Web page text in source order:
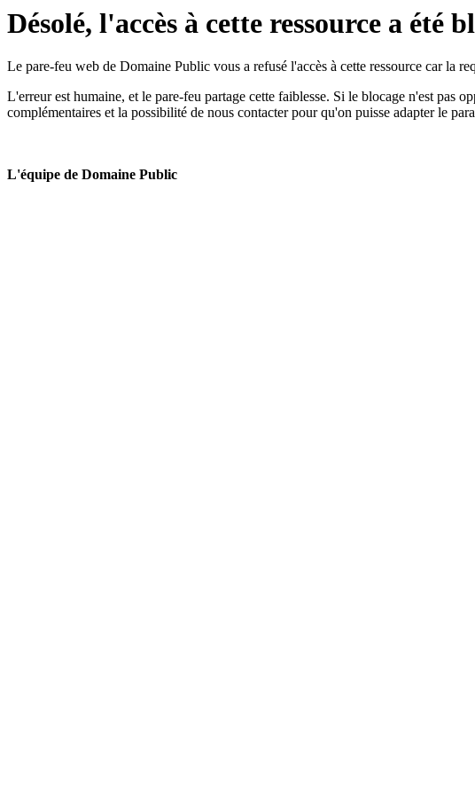
Désolé, l'accès à cette ressource a été
Le pare-feu web de Domaine Public vous a refusé l'accès à cette ressource car la
L'erreur est humaine, et le pare-feu partage cette faiblesse. Si le blocage n'est pas
complémentaires et la possibilité de nous contacter pour qu'on puisse adapter le
L'équipe de Domaine Public